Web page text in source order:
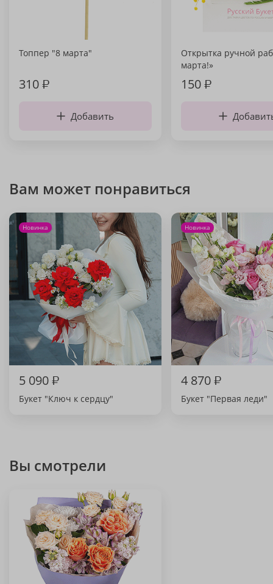
Топпер "8 марта"
310₽
Добавить
Открытка ручной
марта!»
150₽
Вам может понравиться
Новинка
5 090₽
Букет "Ключ к сердцу"
Новинка
4 870₽
Букет "Первая леди"
Вы смотрели